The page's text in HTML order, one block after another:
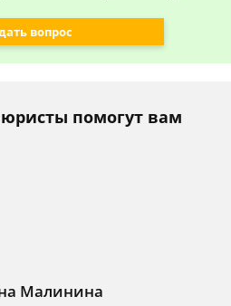
вопрос
помогут вам
Малинина